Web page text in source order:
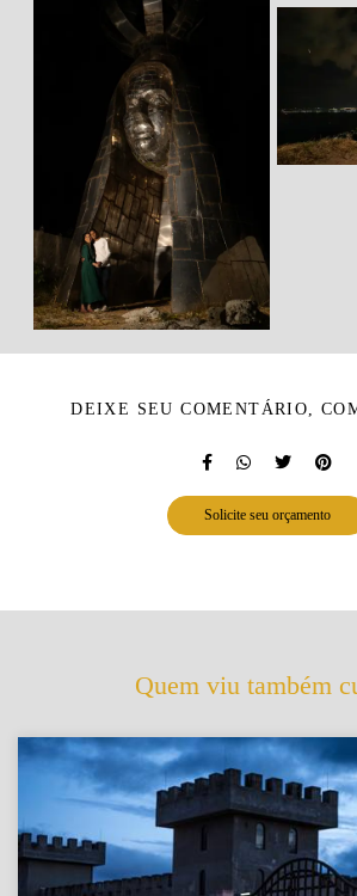
DEIXE SEU COMENTÁRIO,
Solicite seu orçamento
Quem viu também